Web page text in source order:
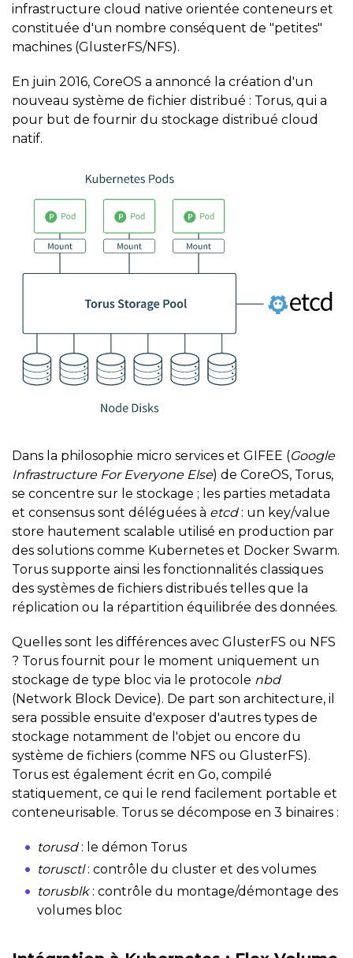
infrastructure cloud native orientée conteneurs et
constituée d'un nombre conséquent de "petites"
machines (GlusterFS/NFS).
En juin 2016, CoreOS a annoncé la création d'un
nouveau système de fichier distribué : Torus, qui a
pour but de fournir du stockage distribué cloud
natif.
Dans la philosophie micro services et GIFEE (Google
Infrastructure For Everyone Else) de CoreOS, Torus,
se concentre sur le stockage ; les parties metadata
et consensus sont déléguées à etcd: un key/value
store hautement scalable utilisé en production par
des solutions comme Kubernetes et Docker Swarm.
Torus supporte ainsi les fonctionnalités classiques
des systèmes de fichiers distribués telles que la
réplication ou la répartition équilibrée des données.
Quelles sont les différences avec GlusterFS ou NFS
? Torus fournit pour le moment uniquement un
stockage de type bloc via le protocole nbd
(Network Block Device). De part son architecture, il
sera possible ensuite d'exposer d'autres types de
stockage notamment de l'objet ou encore du
système de fichiers (comme NFS ou GlusterFS).
Torus est également écrit en Go, compilé
statiquement, ce qui le rend facilement portable et
conteneurisable. Torus se décompose en 3 binaires :
torusd: le démon Torus
torusctl: contrôle du cluster et des volumes
torusblk: contrôle du montage/démontage des
volumes bloc